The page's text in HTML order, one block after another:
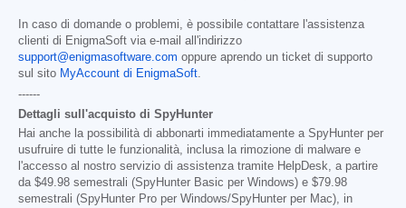
In caso di domande o problemi, è possibile contattare l'assistenza
clienti di EnigmaSoft via e-mail all'indirizzo
support@enigmasoftware.com oppure aprendo un ticket di supporto
sul sito MyAccount di EnigmaSoft.
------
Dettagli sull'acquisto di SpyHunter
Hai anche la possibilità di abbonarti immediatamente a SpyHunter per
usufruire di tutte le funzionalità, inclusa la rimozione di malware e
l'accesso al nostro servizio di assistenza tramite HelpDesk, a partire
da $49.98 semestrali (SpyHunter Basic per Windows) e $79.98
semestrali (SpyHunter Pro per Windows/SpyHunter per Mac), in